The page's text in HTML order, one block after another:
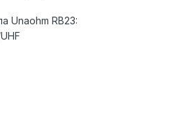
Unaohm RB23: